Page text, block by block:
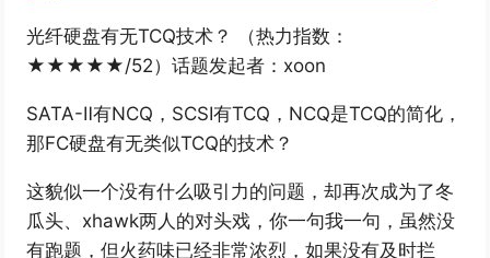
光纤硬盘有无TCQ技术？ （热力指数：
★★★★★/52）话题发起者：xoon
SATA-Ⅱ有NCQ，SCSI有TCQ，NCQ是TCQ的简化，
那FC硬盘有无类似TCQ的技术？
这貌似一个没有什么吸引力的问题，却再次成为了冬
瓜头、xhawk两人的对头戏，你一句我一句，虽然没
有跑题，但火药味已经非常浓烈，如果没有及时拦